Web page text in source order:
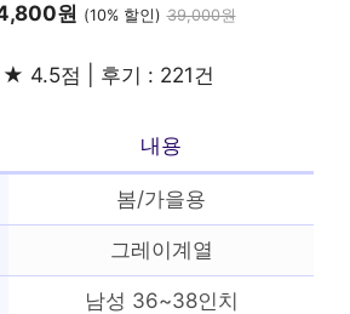
원 (10% 할인) 39,000원
★ 4.5점 | 후기 : 221건
내용
봄/가을용
그레이계열
남성 36~38인치